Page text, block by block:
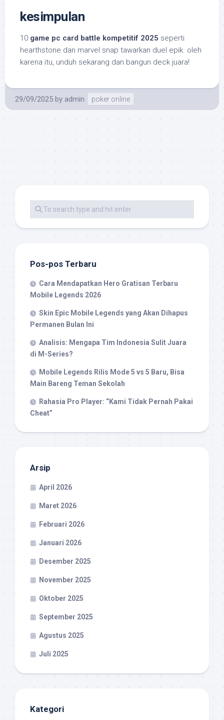
kesimpulan
10 game pc card battle kompetitif 2025 seperti
hearthstone dan marvel snap tawarkan duel epik. oleh
karena itu, unduh sekarang dan bangun deck juara!
29/09/2025 by admin poker online
Pos-pos Terbaru
Cara Mendapatkan Hero Gratisan Terbaru
Mobile Legends 2026
Skin Epic Mobile Legends yang Akan Dihapus
Permanen Bulan Ini
Analisis: Mengapa Tim Indonesia Sulit Juara
di M-Series?
Mobile Legends Rilis Mode 5 vs 5 Baru, Bisa
Main Bareng Teman Sekolah
Rahasia Pro Player: “Kami Tidak Pernah Pakai
Cheat”
Arsip
April 2026
Maret 2026
Februari 2026
Januari 2026
Desember 2025
November 2025
Oktober 2025
September 2025
Agustus 2025
Juli 2025
Kategori